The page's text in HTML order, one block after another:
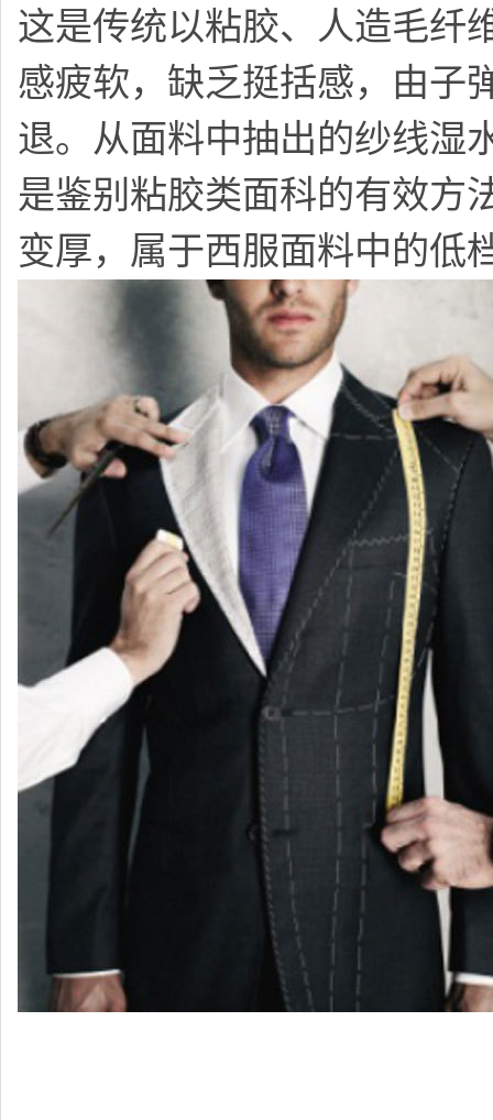
这是传统以粘胶、人造毛纤
感疲软，缺乏挺括感，由子
退。从面料中抽出的纱线湿
是鉴别粘胶类面科的有效方
变厚，属于西服面料中的低